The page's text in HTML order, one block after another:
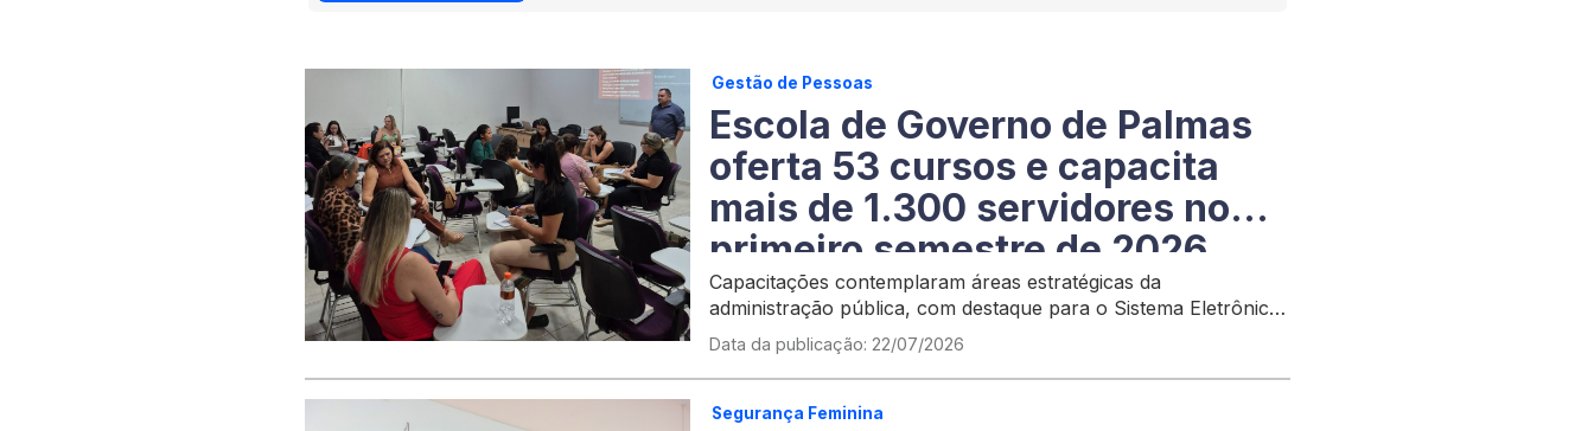
Gestão de Pessoas
Escola de Governo de Palmas
oferta 53 cursos e capacita
mais de 1.300 servidores no
primeiro semestre de 2026
Capacitações contemplaram áreas estratégicas da
administração pública, com destaque para o Sistema Eletrônico
de Informações
Data da publicação: 22/07/2026
Segurança Feminina